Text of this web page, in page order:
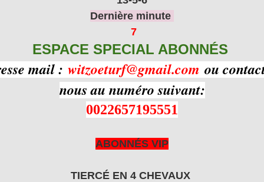
Dernière minute
7
ESPACE SPECIAL ABONNÉS
mail : witzoeturf@gmail.com ou
nous au numéro suivant:
0022657195551
ABONNÉS VIP
TIERCÉ EN 4 CHEVAUX